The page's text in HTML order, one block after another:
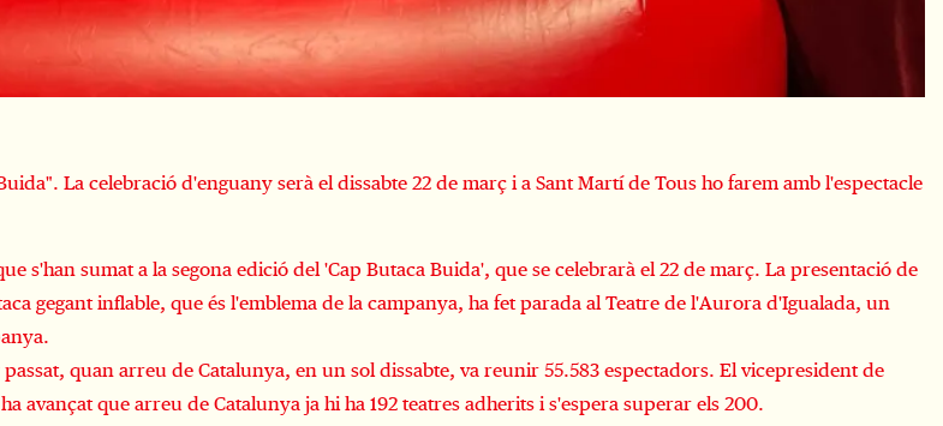
La celebració d'enguany serà el dissabte 22 de març i a Sant Martí de Tous ho farem amb l'espectacle
s'han sumat a la segona edició del 'Cap Butaca Buida', que se celebrarà el 22 de març. La presentació de
gegant inflable, que és l'emblema de la campanya, ha fet parada al Teatre de l'Aurora d'Igualada, un
quan arreu de Catalunya, en un sol dissabte, va reunir 55.583 espectadors. El vicepresident de
avançat que arreu de Catalunya ja hi ha 192 teatres adherits i s'espera superar els 200.